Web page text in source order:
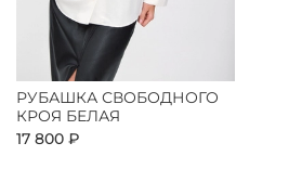
РУБАШКА СВОБОДНОГО
КРОЯ БЕЛАЯ
17 800 ₽